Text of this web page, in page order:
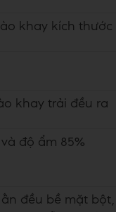
khay kích thước
khay trải đều ra
độ ẩm 85%
đều bề mặt